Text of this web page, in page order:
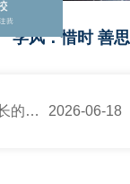
学风：惜时 善
合肥中锐学校端午假期致家长的一封信 2026-06-18